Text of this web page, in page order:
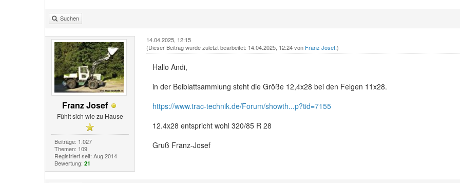
Suchen
Franz Josef
Fühlt sich wie zu Hause
Beiträge: 1.027
Themen: 109
Registriert seit: Aug 2014
Bewertung: 21
14.04.2025, 12:15
(Dieser Beitrag wurde zuletzt bearbeitet: 14.04.2025, 12:24 von Franz Josef.)
Hallo Andi,
in der Beiblattsammlung steht die Größe 12,4x28 bei den Felgen 11x28.
https://www.trac-technik.de/Forum/showth...p?tid=7155
12.4x28 entspricht wohl 320/85 R 28
Gruß Franz-Josef